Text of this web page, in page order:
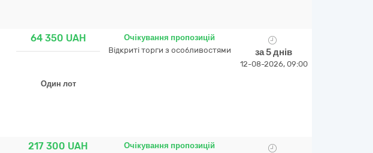
64 350 UAH
Один лот
Очікування пропозицій
Відкриті торги з особливостями
за 5 днів
12-08-2026, 09:00
217 300 UAH
Очікування пропозицій